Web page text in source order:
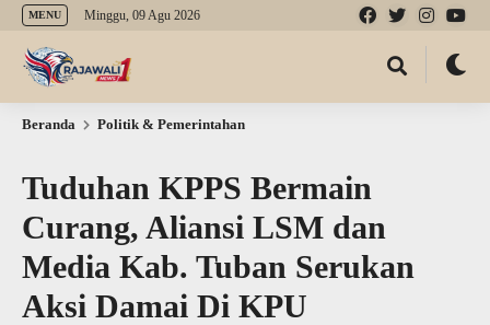
MENU Minggu, 09 Agu 2026
Beranda Politik & Pemerintahan
Tuduhan KPPS Bermain
Curang, Aliansi LSM dan
Media Kab. Tuban Serukan
Aksi Damai Di KPU